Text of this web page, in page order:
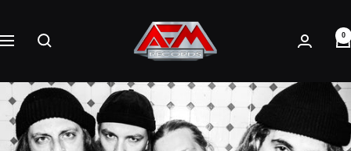
Inhalt
Navigation
AFM
Records
0